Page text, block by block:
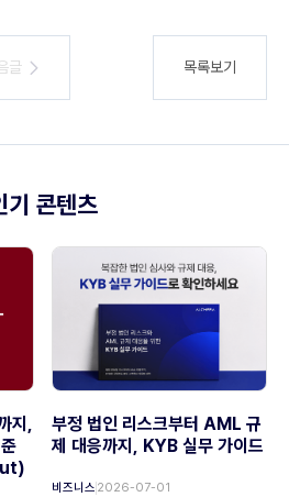
글
글 목록보기
기 콘텐츠
지,
부정 법인 리스크부터 AML 규
제 대응까지, KYB 실무 가이드
비즈니스 2026-07-01